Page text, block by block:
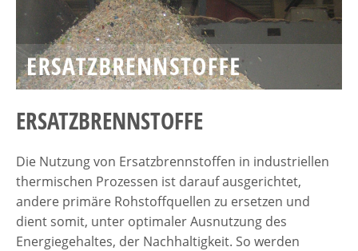
ERSATZBRENNSTOFFE
Die Nutzung von Ersatzbrennstoffen in industriellen
thermischen Prozessen ist darauf ausgerichtet,
andere primäre Rohstoffquellen zu ersetzen und
dient somit, unter optimaler Ausnutzung des
Energiegehaltes, der Nachhaltigkeit. So werden